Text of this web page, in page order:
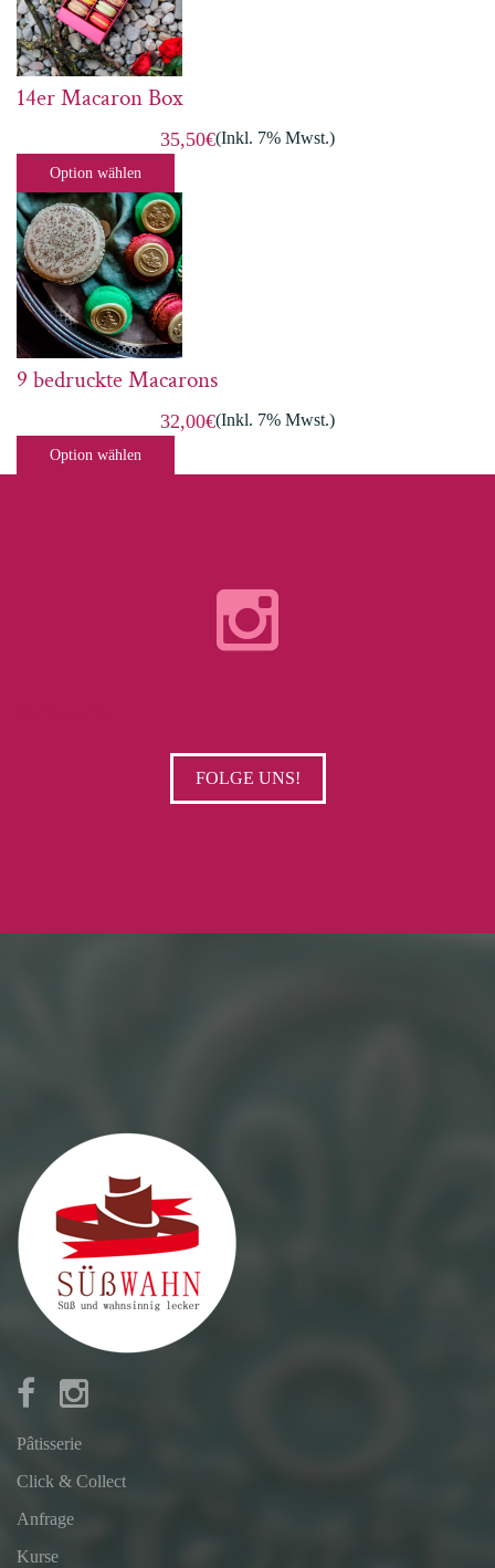
14er Macaron Box
35,50€(Inkl. 7% Mwst.)
Option wählen
9 bedruckte Macarons
32,00€(Inkl. 7% Mwst.)
Option wählen
FOLGE UNS!
Pâtisserie
Click & Collect
Anfrage
Kurse